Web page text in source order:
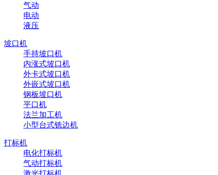
气动
电动
液压
坡口机
手持坡口机
内涨式坡口机
外卡式坡口机
外嵌式坡口机
钢板坡口机
平口机
法兰加工机
小型台式铣边机
打标机
电化打标机
气动打标机